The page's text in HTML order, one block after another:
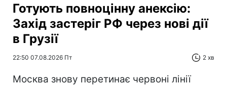
Готують повноцінну анексію:
Захід застеріг РФ через нові дії
в Грузії
22:50 07.08.2026 Пт 2 хв
Москва знову перетинає червоні лінії